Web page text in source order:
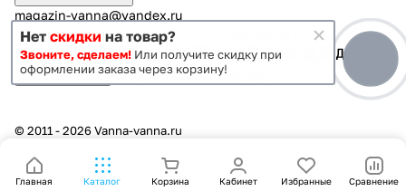
Главная Каталог Корзина Кабинет Избранные Сравнение
magazin-vanna@yandex.ru
г. Москва, Митино, улица Пятницкое шоссе 47
Темная тема Конфиденциальность
© 2011 - 2026 Vanna-vanna.ru
Нет скидки на товар?
Звоните, сделаем! Или получите скидку при
оформлении заказа через корзину!